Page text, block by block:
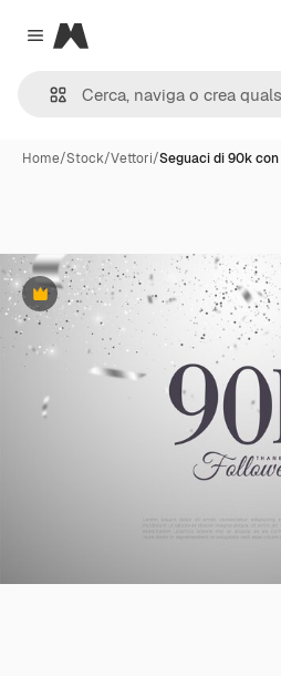
Close menu
Magnific
Home/Stock/Vettori/Seguaci di 90k con
Premium